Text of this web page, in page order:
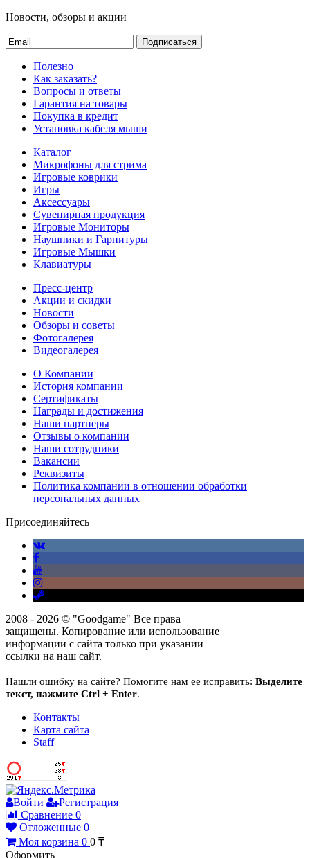
Новости, обзоры и акции
Подписаться
Полезно
Как заказать?
Вопросы и ответы
Гарантия на товары
Покупка в кредит
Установка кабеля мыши
Каталог
Микрофоны для стрима
Игровые коврики
Игры
Аксессуары
Сувенирная продукция
Игровые Мониторы
Наушники и Гарнитуры
Игровые Мышки
Клавиатуры
Пресс-центр
Акции и скидки
Новости
Обзоры и советы
Фотогалерея
Видеогалерея
О Компании
История компании
Сертификаты
Награды и достижения
Наши партнеры
Отзывы о компании
Наши сотрудники
Вакансии
Реквизиты
Политика компании в отношении обработки
персональных данных
Присоединяйтесь
2008 - 2026 © "Goodgame" Все права
защищены. Копирование или использование
информации с сайта только при указании
ссылки на наш сайт.
Нашли ошибку на сайте? Помогите нам ее исправить: Выделите
текст, нажмите Ctrl + Enter.
Контакты
Карта сайта
Staff
Войти
Регистрация
Сравнение 0
Отложенные 0
Моя корзина 0 0 ₸
Оформить